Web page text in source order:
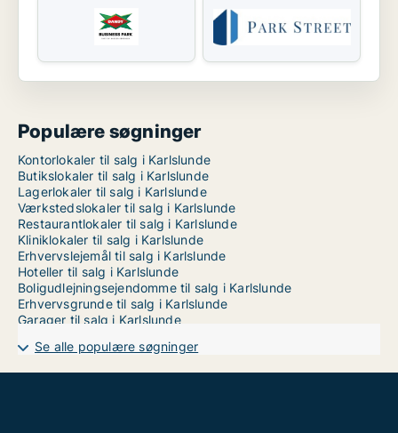
Populære søgninger
Kontorlokaler til salg i Karlslunde
Butikslokaler til salg i Karlslunde
Lagerlokaler til salg i Karlslunde
Værkstedslokaler til salg i Karlslunde
Restaurantlokaler til salg i Karlslunde
Kliniklokaler til salg i Karlslunde
Erhvervslejemål til salg i Karlslunde
Hoteller til salg i Karlslunde
Boligudlejningsejendomme til salg i Karlslunde
Erhvervsgrunde til salg i Karlslunde
Garager til salg i Karlslunde
Se alle populære søgninger